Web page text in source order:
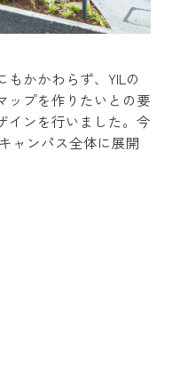
かかわらず、YILの
ップを作りたいとの要
インを行いました。今
ャンパス全体に展開